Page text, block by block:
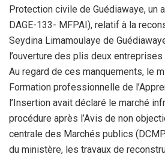
Protection civile de Guédiawaye, un
DAGE-133- MFPAI), relatif à la
Seydina Limamoulaye de
l’ouverture des plis deux
Au regard de ces manquements, le
Formation professionnelle de
l’Insertion avait déclaré le marché
procédure après l’Avis de non
centrale des Marchés publics
du ministère, les travaux de